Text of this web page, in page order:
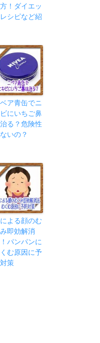
！ダイエッ
レシピなど紹
ア青缶でニ
にいちご鼻
る？危険性
いの？
よる顔のむ
即効解消
パンパンに
む原因に予
策